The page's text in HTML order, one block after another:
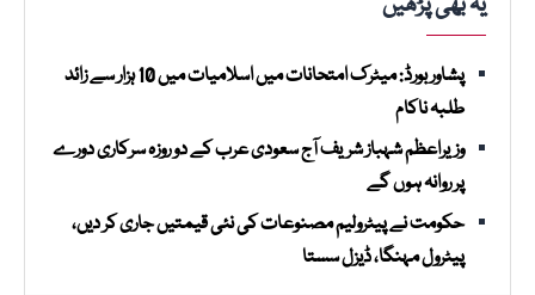
پشاور بورڈ: میٹرک امتحانات میں اسلامیات میں 10 ہزار سے زائد
طلبہ ناکام
وزیراعظم شہباز شریف آج سعودی عرب کے دو روزہ سرکاری دورے
پر روانہ ہوں گے
حکومت نے پیٹرولیم مصنوعات کی نئی قیمتیں جاری کر دیں،
پیٹرول مہنگا، ڈیزل سستا